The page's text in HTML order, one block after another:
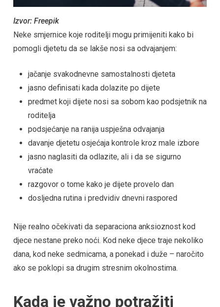
Izvor: Freepik
Neke smjernice koje roditelji mogu primijeniti kako bi
pomogli djetetu da se lakše nosi sa odvajanjem:
jačanje svakodnevne samostalnosti djeteta
jasno definisati kada dolazite po dijete
predmet koji dijete nosi sa sobom kao podsjetnik na
roditelja
podsjećanje na ranija uspješna odvajanja
davanje djetetu osjećaja kontrole kroz male izbore
jasno naglasiti da odlazite, ali i da se sigurno
vraćate
razgovor o tome kako je dijete provelo dan
dosljedna rutina i predvidiv dnevni raspored
Nije realno očekivati da separaciona anksioznost kod
djece nestane preko noći. Kod neke djece traje nekoliko
dana, kod neke sedmicama, a ponekad i duže – naročito
ako se poklopi sa drugim stresnim okolnostima.
Kada je važno potražiti